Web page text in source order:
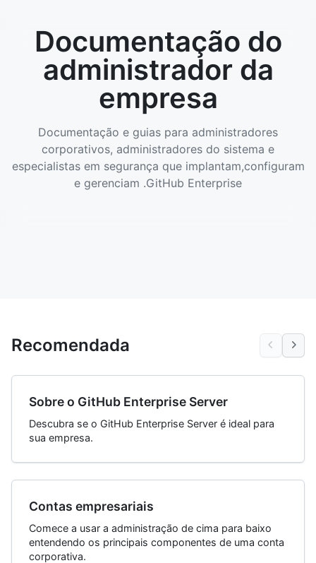
Documentação do
administrador da
empresa
Documentação e guias para administradores
corporativos, administradores do sistema e
especialistas em segurança que implantam,configuram
e gerenciam .GitHub Enterprise
Recomendada
Sobre o GitHub Enterprise Server
Descubra se o GitHub Enterprise Server é ideal para
sua empresa.
Contas empresariais
Comece a usar a administração de cima para baixo
entendendo os principais componentes de uma conta
corporativa.